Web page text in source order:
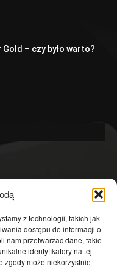
z technologii, takich jak
dostępu do informacji o
nam przetwarzać dane, takie
identyfikatory na tej
zgody może niekorzystnie
Gold – czy było warto?
4601
4363
3639